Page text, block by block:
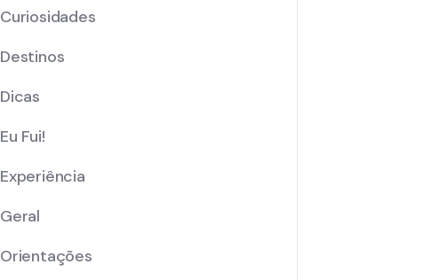
Curiosidades
Destinos
Dicas
Eu Fui!
Experiência
Geral
Orientações